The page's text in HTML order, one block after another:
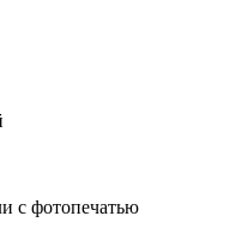
с фотопечатью